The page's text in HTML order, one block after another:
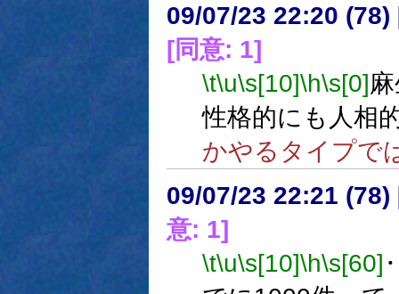
09/07/23 22:20 (78)
[同意: 1]
\t\u\s[10]\h\s[0]
性格的にも人相
かやるタイプで
09/07/23 22:21 (78)
意: 1]
\t\u\s[10]\h\s[60]